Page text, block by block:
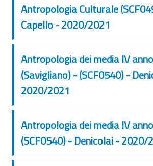
Antropologia Culturale
Capello - 2020/2021
Antropologia dei media IV anno
(Savigliano) - (SCF0540) -
2020/2021
Antropologia dei media IV
(SCF0540) - Denicolai - 2020/